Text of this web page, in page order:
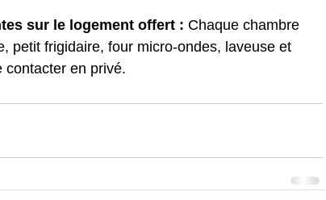
sur le logement offert : Chaque chambre
petit frigidaire, four micro-ondes, laveuse et
contacter en privé.